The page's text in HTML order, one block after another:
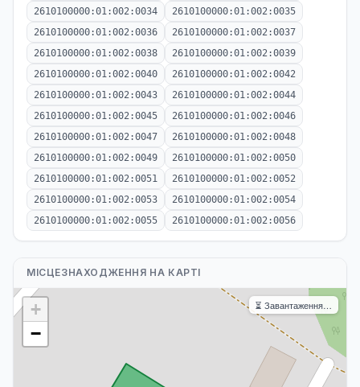
2610100000:01:002:0034
2610100000:01:002:0035
2610100000:01:002:0036
2610100000:01:002:0037
2610100000:01:002:0038
2610100000:01:002:0039
2610100000:01:002:0040
2610100000:01:002:0042
2610100000:01:002:0043
2610100000:01:002:0044
2610100000:01:002:0045
2610100000:01:002:0046
2610100000:01:002:0047
2610100000:01:002:0048
2610100000:01:002:0049
2610100000:01:002:0050
2610100000:01:002:0051
2610100000:01:002:0052
2610100000:01:002:0053
2610100000:01:002:0054
2610100000:01:002:0055
2610100000:01:002:0056
МІСЦЕЗНАХОДЖЕННЯ НА КАРТІ
+
−
⏳ Завантаження…